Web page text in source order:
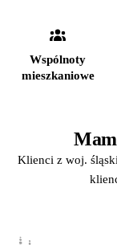
Wspólnoty
mieszkaniowe
Klienci z woj.